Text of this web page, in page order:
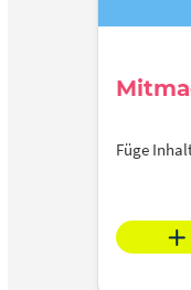
Füge